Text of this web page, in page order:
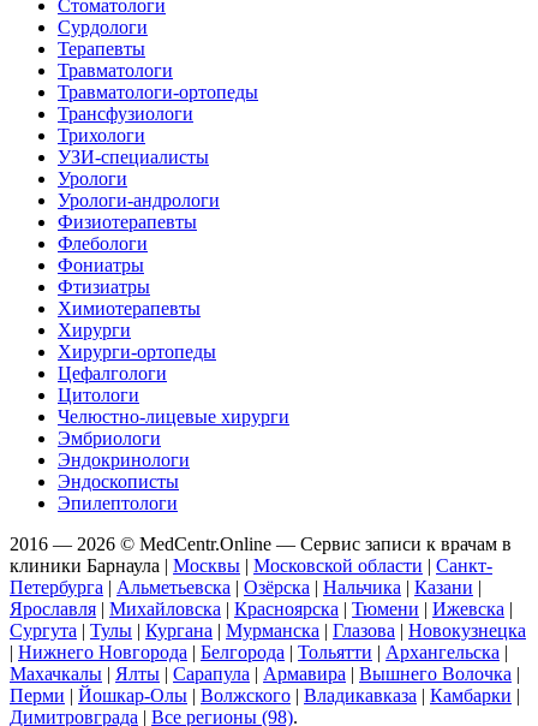
Стоматологи
Сурдологи
Терапевты
Травматологи
Травматологи-ортопеды
Трансфузиологи
Трихологи
УЗИ-специалисты
Урологи
Урологи-андрологи
Физиотерапевты
Флебологи
Фониатры
Фтизиатры
Химиотерапевты
Хирурги
Хирурги-ортопеды
Цефалгологи
Цитологи
Челюстно-лицевые хирурги
Эмбриологи
Эндокринологи
Эндоскописты
Эпилептологи
2016 — 2026 © MedCentr.Online — Сервис записи к врачам в
клиники Барнаула | Москвы | Московской области | Санкт-
Петербурга | Альметьевска | Озёрска | Нальчика | Казани |
Ярославля | Михайловска | Красноярска | Тюмени | Ижевска |
Сургута | Тулы | Кургана | Мурманска | Глазова | Новокузнецка
| Нижнего Новгорода | Белгорода | Тольятти | Архангельска |
Махачкалы | Ялты | Сарапула | Армавира | Вышнего Волочка |
Перми | Йошкар-Олы | Волжского | Владикавказа | Камбарки |
Димитровграда | Все регионы (98).